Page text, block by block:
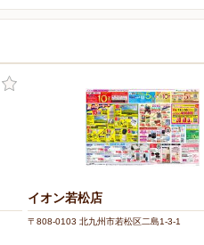
イオン若松店
〒808-0103 北九州市若松区二島1-3-1